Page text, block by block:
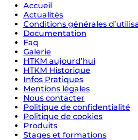
Accueil
Actualités
Conditions générales
Documentation
Faq
Galerie
HTKM aujourd’hui
HTKM Historique
Infos Pratiques
Mentions légales
Nous contacter
Politique de confidentialité
Politique de cookies
Produits
Stages et formations